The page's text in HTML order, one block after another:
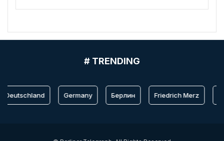
# TRENDING
Deutschland Germany Берлин Friedrich Merz